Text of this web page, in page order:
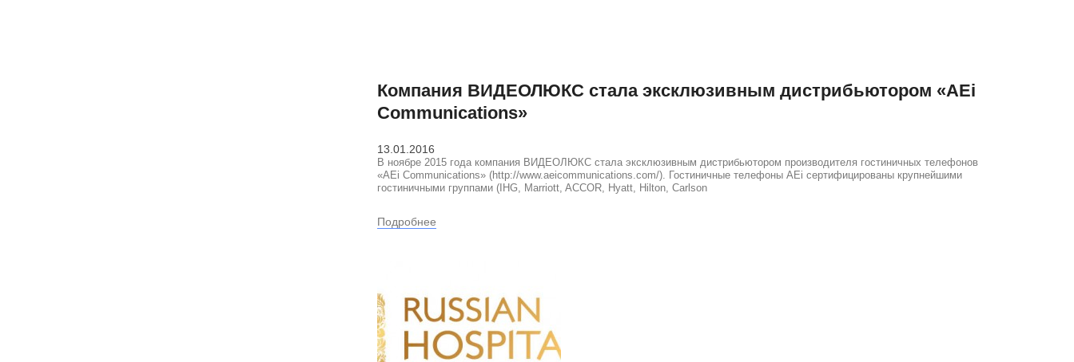
Компания ВИДЕОЛЮКС стала эксклюзивным дистрибьютором «AEi
Communications»
13.01.2016
В ноябре 2015 года компания ВИДЕОЛЮКС стала эксклюзивным дистрибьютором производителя гостиничных телефонов
«AEi Communications» (http://www.aeicommunications.com/). Гостиничные телефоны AEi сертифицированы крупнейшими
гостиничными группами (IHG, Marriott, ACCOR, Hyatt, Hilton, Carlson
Подробнее